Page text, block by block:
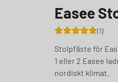
Easee
1
Stolpfäste för
1 eller 2 Easee
nordiskt klimat.